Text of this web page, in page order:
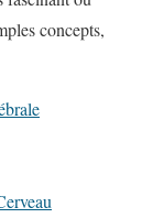
concepts,